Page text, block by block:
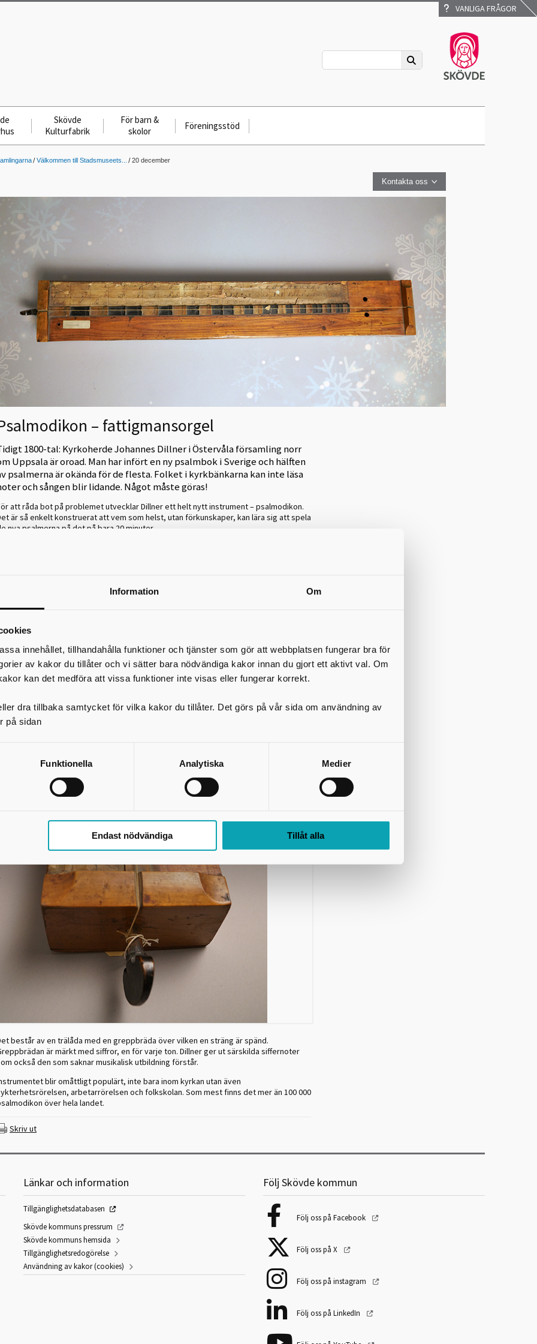
Information Om
innehållet, tillhandahålla funktioner och tjänster som gör att webbplatsen fungerar bra för
av kakor du tillåter och vi sätter bara nödvändiga kakor innan du gjort ett aktivt val. Om
kan det medföra att vissa funktioner inte visas eller fungerar korrekt.
dra tillbaka samtycket för vilka kakor du tillåter. Det görs på vår sida om användning av
på sidan
Funktionella Analytiska Medier
Endast nödvändiga Tillåt alla
VANLIGA FRÅGOR
Skövde
Kulturfabrik
För barn &
skolor
Föreningsstöd
Välkommen till Stadsmuseets... 20 december
Kontakta oss
– fattigmansorgel
1800-tal: Kyrkoherde Johannes Dillner i Östervåla församling norr
Uppsala är oroad. Man har infört en ny psalmbok i Sverige och hälften
psalmerna är okända för de flesta. Folket i kyrkbänkarna kan inte läsa
och sången blir lidande. Något måste göras!
att råda bot på problemet utvecklar Dillner ett helt nytt instrument – psalmodikon.
är så enkelt konstruerat att vem som helst, utan förkunskaper, kan lära sig att spela
nya psalmerna på det på bara 20 minuter.
består av en trälåda med en greppbräda över vilken en sträng är spänd.
är märkt med siffror, en för varje ton. Dillner ger ut särskilda siffernoter
också den som saknar musikalisk utbildning förstår.
blir omåttligt populärt, inte bara inom kyrkan utan även
arbetarrörelsen och folkskolan. Som mest finns det mer än 100 000
över hela landet.
Skriv ut
Länkar och information
Tillgänglighetsdatabasen
Skövde kommuns pressrum
Skövde kommuns hemsida
Tillgänglighetsredogörelse
Användning av kakor (cookies)
Följ Skövde kommun
Följ oss på Facebook
Följ oss på X
Följ oss på instagram
Följ oss på LinkedIn